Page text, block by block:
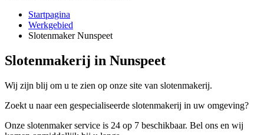
Startpagina
Werkgebied
Slotenmaker Nunspeet
Slotenmakerij in Nunspeet
Wij zijn blij om u te zien op onze site van slotenmakerij.
Zoekt u naar een gespecialiseerde slotenmakerij in uw omgeving?
Onze slotenmaker service is 24 op 7 beschikbaar. Bel ons en wij